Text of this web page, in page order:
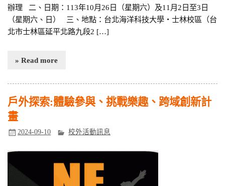
辦理 二、日期：113年10月26日（星期六）及11月2日至3日
（星期六、日） 三、地點：台北海洋科技大學・士林校區（台
北市士林區延平北路九段2 […]
» Read more
戶外探索:體驗參與、挑戰樂趣、跨域創新計
畫
2024-09-10 校外活動訊息